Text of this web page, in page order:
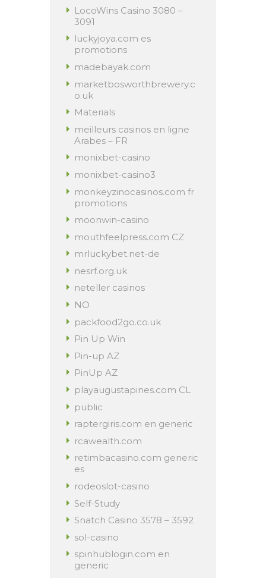
LocoWins Casino 3080 –
3091
luckyjoya.com es
promotions
madebayak.com
marketbosworthbrewery.c
o.uk
Materials
meilleurs casinos en ligne
Arabes – FR
monixbet-casino
monixbet-casino3
monkeyzinocasinos.com fr
promotions
moonwin-casino
mouthfeelpress.com CZ
mrluckybet.net-de
nesrf.org.uk
neteller casinos
NO
packfood2go.co.uk
Pin Up Win
Pin-up AZ
PinUp AZ
playaugustapines.com CL
public
raptergiris.com en generic
rcawealth.com
retimbacasino.com generic
es
rodeoslot-casino
Self-Study
Snatch Casino 3578 – 3592
sol-casino
spinhublogin.com en
generic